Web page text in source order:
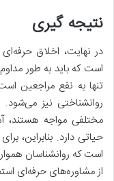
نتیجه گیری
در نهایت، اخلاق
است که باید به طور
تنها به نفع مراجعین
روانشناختی نیز
مختلفی مواجه
حیاتی دارد. بنابراین،
است که روانشناسان
از مشاوره‌های حرفه‌ای